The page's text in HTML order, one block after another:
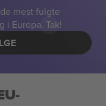
mest fulgte
i Europa. Tak!